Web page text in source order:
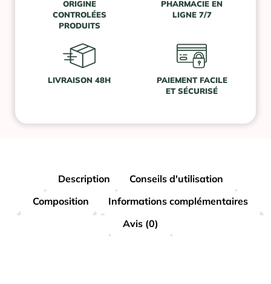
ORIGINE
CONTROLÉES
PRODUITS
PHARMACIE EN
LIGNE 7/7
LIVRAISON 48H
PAIEMENT FACILE
ET SÉCURISÉ
Description
Conseils d'utilisation
Composition
Informations complémentaires
Avis (0)